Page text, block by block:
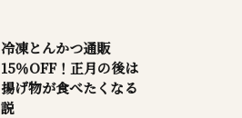
冷凍とんかつ通販
15％OFF！正月の後は
揚げ物が食べたくなる
説